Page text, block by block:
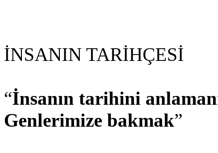
İNSANIN TARİHÇESİ
“İnsanın tarihini
Genlerimize bakmak”